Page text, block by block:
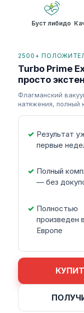
Буст либидо
2500+
Turbo Prime
просто
Флагманский
натяжения, полный
Результат
первые
Полный
— без
Полностью
произведен в
Европе